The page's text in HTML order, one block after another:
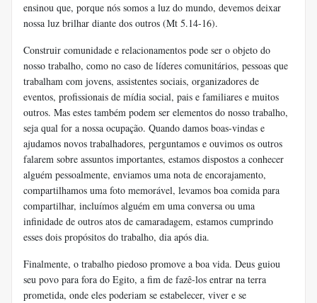
ensinou que, porque nós somos a luz do mundo, devemos deixar
nossa luz brilhar diante dos outros (Mt 5.14-16).
Construir comunidade e relacionamentos pode ser o objeto do
nosso trabalho, como no caso de líderes comunitários, pessoas que
trabalham com jovens, assistentes sociais, organizadores de
eventos, profissionais de mídia social, pais e familiares e muitos
outros. Mas estes também podem ser elementos do nosso trabalho,
seja qual for a nossa ocupação. Quando damos boas-vindas e
ajudamos novos trabalhadores, perguntamos e ouvimos os outros
falarem sobre assuntos importantes, estamos dispostos a conhecer
alguém pessoalmente, enviamos uma nota de encorajamento,
compartilhamos uma foto memorável, levamos boa comida para
compartilhar, incluímos alguém em uma conversa ou uma
infinidade de outros atos de camaradagem, estamos cumprindo
esses dois propósitos do trabalho, dia após dia.
Finalmente, o trabalho piedoso promove a boa vida. Deus guiou
seu povo para fora do Egito, a fim de fazê-los entrar na terra
prometida, onde eles poderiam se estabelecer, viver e se